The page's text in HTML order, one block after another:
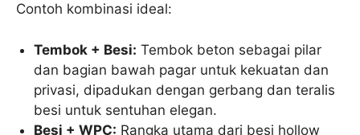
Contoh kombinasi ideal:
Tembok + Besi: Tembok beton sebagai pilar
dan bagian bawah pagar untuk kekuatan dan
privasi, dipadukan dengan gerbang dan teralis
besi untuk sentuhan elegan.
Besi + WPC: Rangka utama dari besi hollow